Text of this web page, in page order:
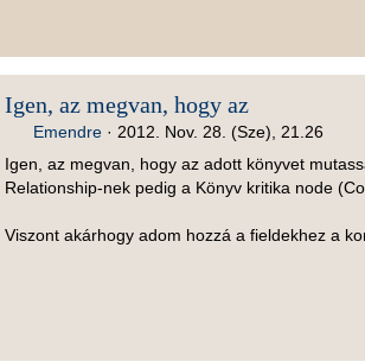
Igen, az megvan, hogy az
Emendre · 2012. Nov. 28. (Sze), 21.26
Igen, az megvan, hogy az adott könyvet
Relationship-nek pedig a Könyv kritika node
Viszont akárhogy adom hozzá a fieldekhez a